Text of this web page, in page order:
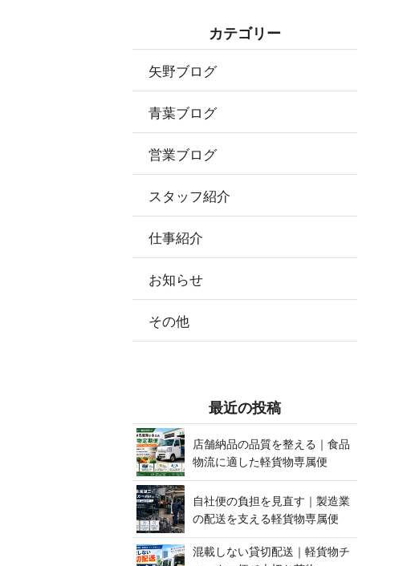
カ テ ゴ リ ー
矢野ブログ
青葉ブログ
営業ブログ
スタッフ紹介
仕事紹介
お知らせ
その他
最 近 の 投 稿
店舗納品の品質を整える｜食品
物流に適した軽貨 物 専 属 便
自社便の負担を見直す｜製造業
の配送を支える軽貨 物 専 属 便
混載しない貸切配送｜軽貨物チ